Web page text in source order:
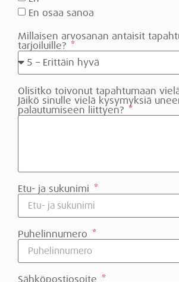
En osaa sanoa
Millaisen arvosanan antaisit
tarjoiluille?
Olisitko toivonut tapahtumaan
Jäikö sinulle vielä kysymyksiä
palautumiseen liittyen?
Etu- ja sukunimi
Puhelinnumero